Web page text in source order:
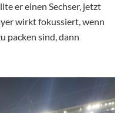
er einen Sechser, jetzt
wirkt fokussiert, wenn
packen sind, dann